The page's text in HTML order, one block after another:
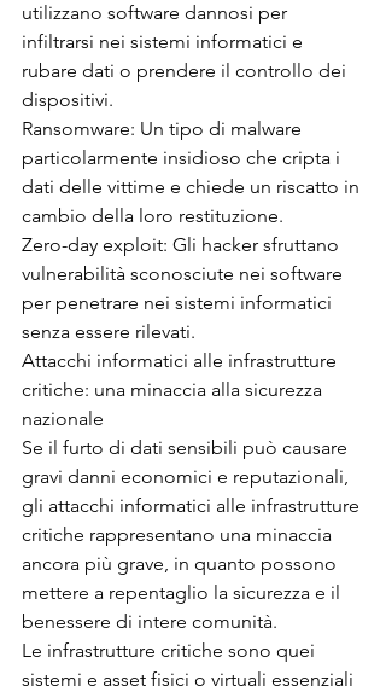
utilizzano software dannosi per
infiltrarsi nei sistemi informatici e
rubare dati o prendere il controllo dei
dispositivi.
Ransomware: Un tipo di malware
particolarmente insidioso che cripta i
dati delle vittime e chiede un riscatto in
cambio della loro restituzione.
Zero-day exploit: Gli hacker sfruttano
vulnerabilità sconosciute nei software
per penetrare nei sistemi informatici
senza essere rilevati.
Attacchi informatici alle infrastrutture
critiche: una minaccia alla sicurezza
nazionale
Se il furto di dati sensibili può causare
gravi danni economici e reputazionali,
gli attacchi informatici alle infrastrutture
critiche rappresentano una minaccia
ancora più grave, in quanto possono
mettere a repentaglio la sicurezza e il
benessere di intere comunità.
Le infrastrutture critiche sono quei
sistemi e asset fisici o virtuali essenziali